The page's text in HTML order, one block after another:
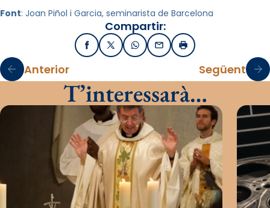
Font: Joan Piñol i Garcia, seminarista de Barcelona
Compartir:
FacebookX / TwitterWhatsApp
EmailImprimir
Anterior Següent
T’interessarà…